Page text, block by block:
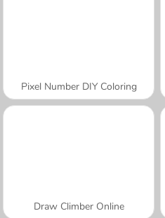
Pixel Number DIY Coloring
Draw Climber Online